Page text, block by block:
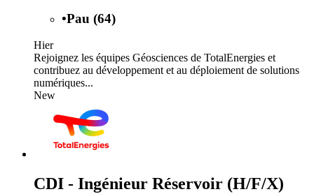
•Pau (64)
Hier
Rejoignez les équipes Géosciences de TotalEnergies et
contribuez au développement et au déploiement de solutions
numériques...
New
CDI - Ingénieur Réservoir (H/F/X)